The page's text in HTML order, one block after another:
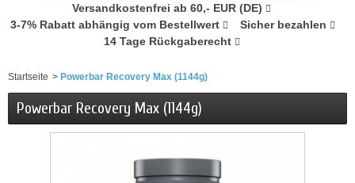
Versandkostenfrei ab 60,- EUR (DE)
3-7% Rabatt abhängig vom Bestellwert
Sicher bezahlen
14 Tage Rückgaberecht
Startseite > Powerbar Recovery Max (1144g)
Powerbar Recovery Max (1144g)